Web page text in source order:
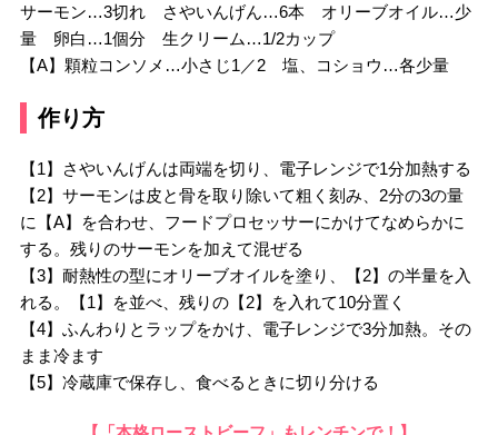
サーモン…3切れ さやいんげん…6本 オリーブオイル…少
量 卵白…1個分 生クリーム…1/2カップ
【A】顆粒コンソメ…小さじ1／2 塩、コショウ…各少量
作り方
【1】さやいんげんは両端を切り、電子レンジで1分加熱する
【2】サーモンは皮と骨を取り除いて粗く刻み、2分の3の量
に【A】を合わせ、フードプロセッサーにかけてなめらかに
する。残りのサーモンを加えて混ぜる
【3】耐熱性の型にオリーブオイルを塗り、【2】の半量を入
れる。【1】を並べ、残りの【2】を入れて10分置く
【4】ふんわりとラップをかけ、電子レンジで3分加熱。その
まま冷ます
【5】冷蔵庫で保存し、食べるときに切り分ける